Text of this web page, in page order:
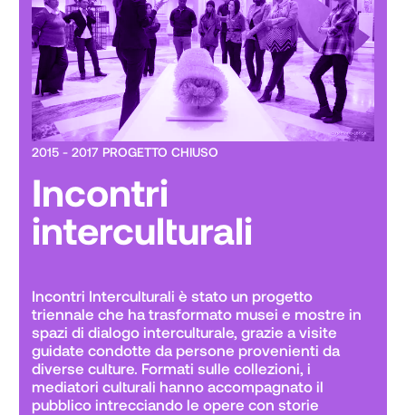
2015 - 2017 PROGETTO CHIUSO
Incontri
interculturali
Incontri Interculturali è stato un progetto
triennale che ha trasformato musei e mostre in
spazi di dialogo interculturale, grazie a visite
guidate condotte da persone provenienti da
diverse culture. Formati sulle collezioni, i
mediatori culturali hanno accompagnato il
pubblico intrecciando le opere con storie